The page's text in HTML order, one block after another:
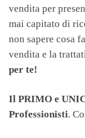
vendita per
mai capitato di
non sapere cosa
vendita e la
per te!
Il PRIMO e
Professionisti.